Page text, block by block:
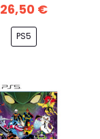
26,50 €
PS5